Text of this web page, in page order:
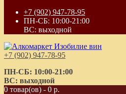
+7 (902) 947-78-95
ПН-СБ: 10:00-21:00
ВС: выходной
+7 (902) 947-78-95
ПН-СБ: 10:00-21:00
ВС: выходной
0 товар(ов) - 0 р.